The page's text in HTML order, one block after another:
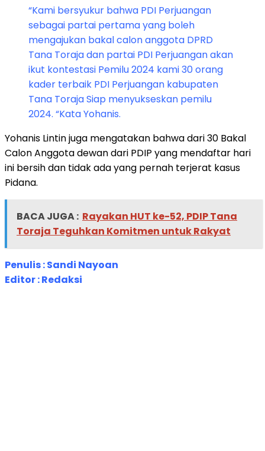
“Kami bersyukur bahwa PDI Perjuangan
sebagai partai pertama yang boleh
mengajukan bakal calon anggota DPRD
Tana Toraja dan partai PDI Perjuangan akan
ikut kontestasi Pemilu 2024 kami 30 orang
kader terbaik PDI Perjuangan kabupaten
Tana Toraja Siap menyukseskan pemilu
2024. “Kata Yohanis.
Yohanis Lintin juga mengatakan bahwa dari 30 Bakal
Calon Anggota dewan dari PDIP yang mendaftar hari
ini bersih dan tidak ada yang pernah terjerat kasus
Pidana.
BACA JUGA : Rayakan HUT ke-52, PDIP Tana
Toraja Teguhkan Komitmen untuk Rakyat
Penulis : Sandi Nayoan
Editor : Redaksi